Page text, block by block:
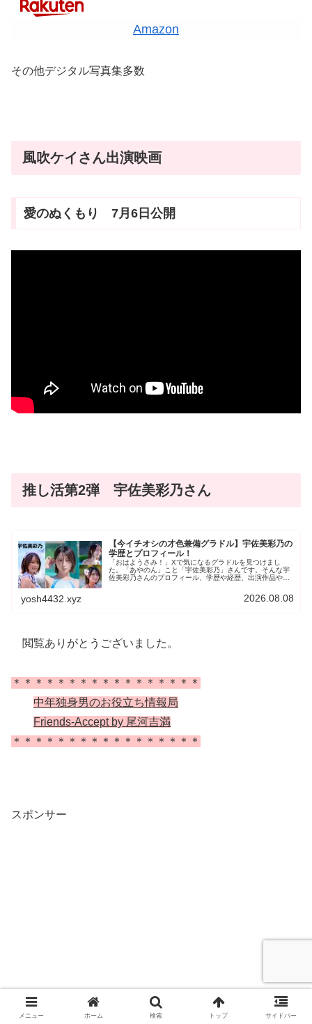
Amazon
その他デジタル写真集多数
風吹ケイさん出演映画
愛のぬくもり 7月6日公開
推し活第2弾 宇佐美彩乃さん
【今イチオシの才色兼備グラドル】宇佐美彩乃の
学歴とプロフィール！
「おはようさみ！」Xで気になるグラドルを見つけまし
た。「あやのん」こと「宇佐美彩乃」さんです。そんな宇
佐美彩乃さんのプロフィール、学歴や経歴、出演作品や最
yosh4432.xyz 2026.08.08
閲覧ありがとうございました。
＊＊＊＊＊＊＊＊＊＊＊＊＊＊＊＊＊
中年独身男のお役立ち情報局
Friends-Accept by 尾河吉満
＊＊＊＊＊＊＊＊＊＊＊＊＊＊＊＊＊
スポンサー
メニュー ホーム 検索 トップ サイドバー